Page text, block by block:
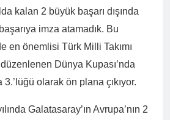
kalan 2 büyük başarı dışında
imza atamadık. Bu
en önemlisi Türk Milli Takımı
Dünya Kupası’nda
3.’lüğü olarak ön plana çıkıyor.
Galatasaray’ın Avrupa’nın 2